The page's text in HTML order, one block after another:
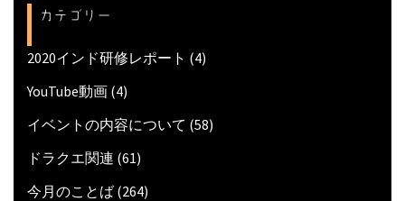
カテゴリー
2020インド研修レポート (4)
YouTube動画 (4)
イベントの内容について (58)
ドラクエ関連 (61)
今月のことば (264)